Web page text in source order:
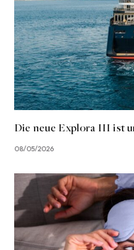
Die neue Explora III ist
08/05/2026